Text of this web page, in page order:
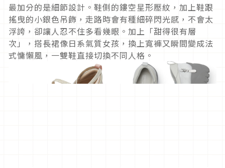
最加分的是細節設計。鞋側的鏤空星形壓紋，加上鞋跟
搖曳的小銀色吊飾，走路時會有種細碎閃光感，不會太
浮誇，卻讓人忍不住多看幾眼。加上「甜得很有層
次」，搭長裙像日系氣質女孩，換上寬褲又瞬間變成法
式慵懶風，一雙鞋直接切換不同人格。